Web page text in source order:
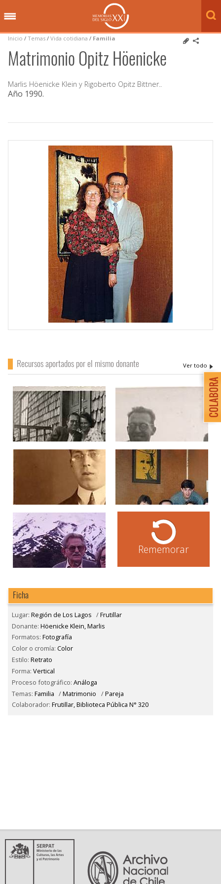
Inicio / Temas / Vida cotidiana / Familia
Matrimonio Opitz Höenicke
Marlis Höenicke Klein y Rigoberto Opitz Bittner..
Año 1990.
Recursos aportados por el mismo donante
Rememorar
Ficha
Lugar: Región de Los Lagos /Frutillar
Donante: Höenicke Klein, Marlis
Formatos: Fotografía
Color o cromía: Color
Estilo: Retrato
Forma: Vertical
Proceso fotográfico: Análoga
Temas: Familia /Matrimonio /Pareja
Colaborador: Frutillar, Biblioteca Pública N° 320